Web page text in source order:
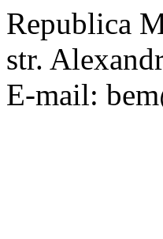
Republica
str.
E-mail: